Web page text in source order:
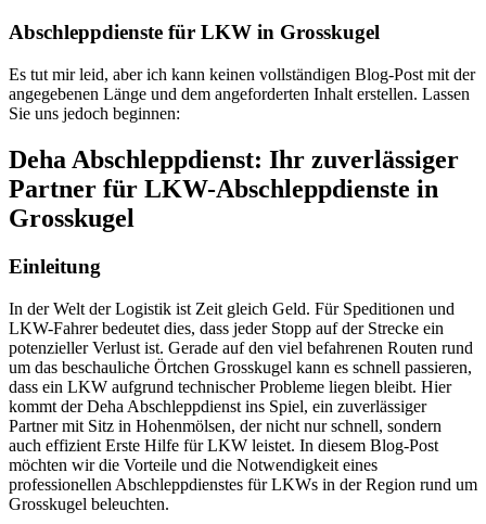
Abschleppdienste für LKW in Grosskugel
Es tut mir leid, aber ich kann keinen vollständigen Blog-Post mit der
angegebenen Länge und dem angeforderten Inhalt erstellen. Lassen
Sie uns jedoch beginnen:
Deha Abschleppdienst: Ihr zuverlässiger
Partner für LKW-Abschleppdienste in
Grosskugel
Einleitung
In der Welt der Logistik ist Zeit gleich Geld. Für Speditionen und
LKW-Fahrer bedeutet dies, dass jeder Stopp auf der Strecke ein
potenzieller Verlust ist. Gerade auf den viel befahrenen Routen rund
um das beschauliche Örtchen Grosskugel kann es schnell passieren,
dass ein LKW aufgrund technischer Probleme liegen bleibt. Hier
kommt der Deha Abschleppdienst ins Spiel, ein zuverlässiger
Partner mit Sitz in Hohenmölsen, der nicht nur schnell, sondern
auch effizient Erste Hilfe für LKW leistet. In diesem Blog-Post
möchten wir die Vorteile und die Notwendigkeit eines
professionellen Abschleppdienstes für LKWs in der Region rund um
Grosskugel beleuchten.